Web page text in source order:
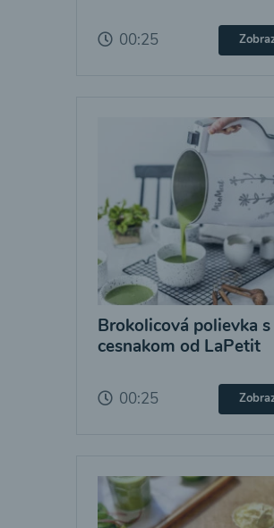
00:25
Brokolicová polievka s
cesnakom od LaPetit
00:25